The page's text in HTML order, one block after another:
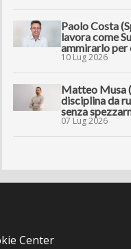
Paolo Costa
lavora come
ammirarlo per
10 Lug 2026
Matteo Musa
disciplina da
senza
07 Lug 2026
Center